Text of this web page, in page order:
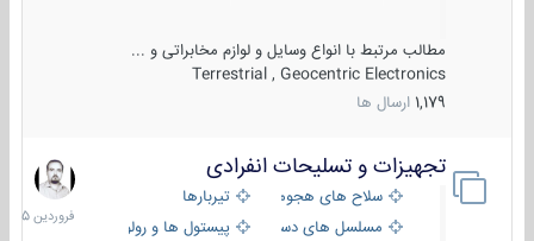
مطالب مرتبط با انواع وسایل و لوازم مخابراتی و ...
Terrestrial , Geocentric Electronics
1,179 ارسال ها
تجهیزات و تسلیحات انفرادی
سلاح های هجومی
تیربارها
مسلسل های دستی
پیستول ها و رولورها
17
فروردین
1405